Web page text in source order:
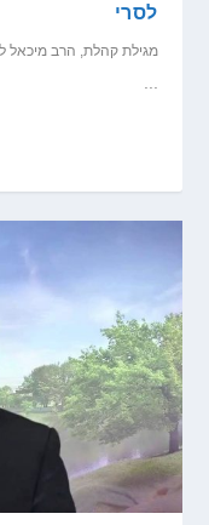
לסרי
מגילת קהלת הרב מיכאל